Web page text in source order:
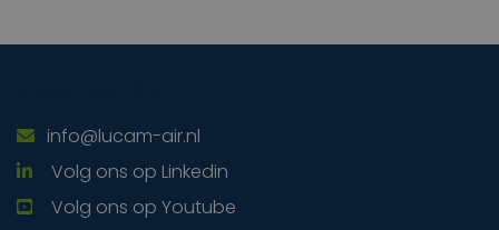
info@lucam-air.nl
Volg ons op Linkedin
Volg ons op Youtube